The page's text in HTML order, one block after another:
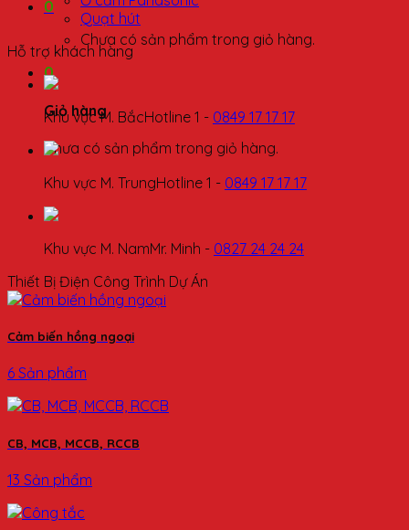
0
Chưa có sản phẩm trong giỏ hàng.
0
Giỏ hàng
Chưa có sản phẩm trong giỏ hàng.
Quạt hút
Hỗ trợ khách hàng
Khu vực M. BắcHotline 1 - 0849 17 17 17
Khu vực M. TrungHotline 1 - 0849 17 17 17
Khu vực M. NamMr. Minh - 0827 24 24 24
Thiết Bị Điện Công Trình Dự Án
Cảm biến hồng ngoại
6 Sản phẩm
CB, MCB, MCCB, RCCB
13 Sản phẩm